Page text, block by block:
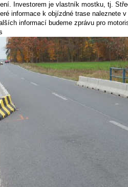
Investorem je vlastník mostku, tj.
informace k objízdné trase naleznete v
informací budeme zprávu pro